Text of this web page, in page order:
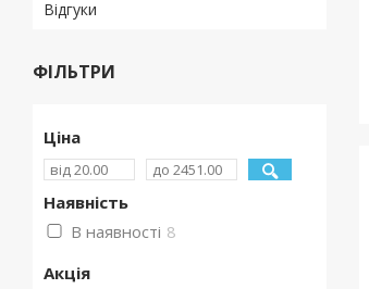
Відгуки
ФІЛЬТРИ
Ціна
Наявність
В наявності 8
Акція